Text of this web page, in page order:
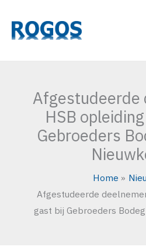
naar
Afgestudeerde
HSB
Gebroeders
Home
Afgestudeerde
gast bij Gebroeders